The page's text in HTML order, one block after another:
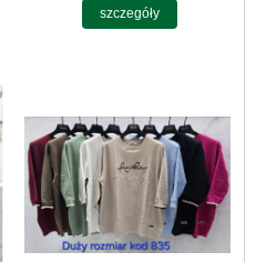
szczegóły